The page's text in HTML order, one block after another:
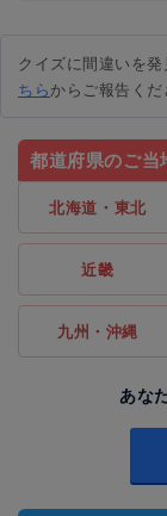
クイズに間違いを
ちらからご報告くだ
都道府県のご当
北海道・東北
近畿
九州・沖縄
あな